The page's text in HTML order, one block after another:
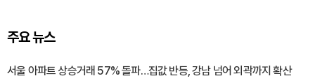
주요 뉴스
서울 아파트 상승거래 57% 돌파…집값 반등, 강남 넘어 외곽까지 확산